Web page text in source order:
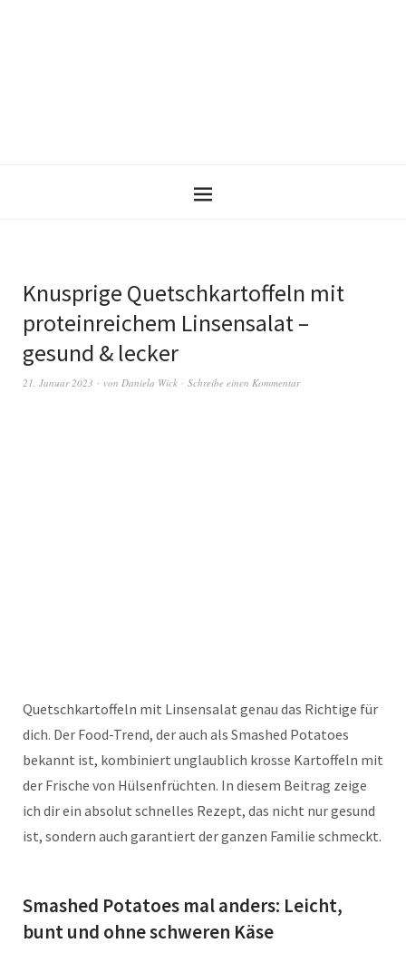
Knusprige Quetschkartoffeln mit
proteinreichem Linsensalat –
gesund & lecker
21. Januar 2023 von Daniela Wick Schreibe einen Kommentar
Quetschkartoffeln mit Linsensalat genau das Richtige für
dich. Der Food-Trend, der auch als Smashed Potatoes
bekannt ist, kombiniert unglaublich krosse Kartoffeln mit
der Frische von Hülsenfrüchten. In diesem Beitrag zeige
ich dir ein absolut schnelles Rezept, das nicht nur gesund
ist, sondern auch garantiert der ganzen Familie schmeckt.
Smashed Potatoes mal anders: Leicht,
bunt und ohne schweren Käse